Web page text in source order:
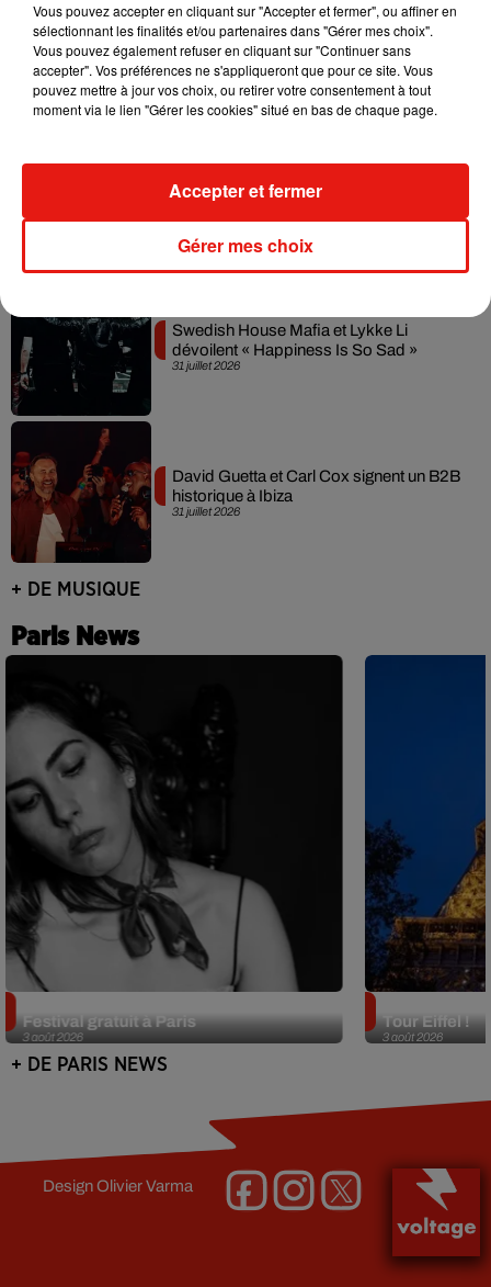
6 août 2026
Il y a 10 ans, DJ Snake changeait de
dimension avec son premier...
Fred again.. et Latin Mafia dévoilent enfin
leur mixtape créée en...
31 juillet 2026
Swedish House Mafia et Lykke Li
dévoilent « Happiness Is So Sad »
31 juillet 2026
David Guetta et Carl Cox signent un B2B
historique à Ibiza
+ DE MUSIQUE
Paris News
3 août 2026
Festival gratuit à Paris
3 août 2026
Tour Eiffel !
+ DE PARIS NEWS
DesignOlivier Varma
Vous pouvez accepter en cliquant sur "Accepter et fermer", ou affiner en
sélectionnant les finalités et/ou partenaires dans "Gérer mes choix".
Vous pouvez également refuser en cliquant sur "Continuer sans
accepter". Vos préférences ne s'appliqueront que pour ce site. Vous
pouvez mettre à jour vos choix, ou retirer votre consentement à tout
moment via le lien "Gérer les cookies" situé en bas de chaque page.
Gérer mes choix
Accepter et fermer